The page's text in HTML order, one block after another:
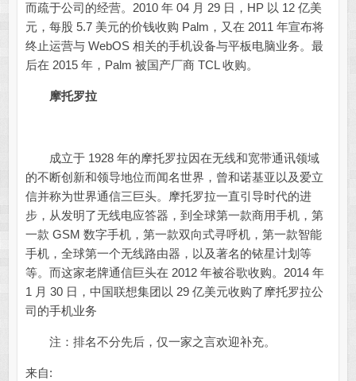
而疏于公司的经营。2010 年 04 月 29 日，HP 以 12 亿美
元，每股 5.7 美元的价钱收购 Palm，又在 2011 年宣布将
终止运营与 WebOS 相关的手机设备与平板电脑业务。最
后在 2015 年，Palm 被国产厂商 TCL 收购。
摩托罗拉
成立于 1928 年的摩托罗拉因在无线和宽带通讯领域
的不断创新和领导地位而闻名世界，曾和诺基亚以及爱立
信并称为世界通信三巨头。摩托罗拉一直引导时代的进
步，从发明了无线电应答器，到全球第一款商用手机，第
一款 GSM 数字手机，第一款双向式寻呼机，第一款智能
手机，全球第一个无线路由器，以及著名的铱星计划等
等。而这家老牌通信巨头在 2012 年被谷歌收购。2014 年
1 月 30 日，中国联想集团以 29 亿美元收购了摩托罗拉公
司的手机业务
注：排名不分先后，仅一家之言欢迎补充。
来自: